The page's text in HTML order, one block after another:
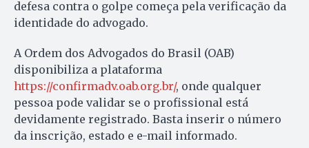
defesa contra o golpe começa pela verificação da
identidade do advogado.
A Ordem dos Advogados do Brasil (OAB)
disponibiliza a plataforma
https://confirmadv.oab.org.br/, onde qualquer
pessoa pode validar se o profissional está
devidamente registrado. Basta inserir o número
da inscrição, estado e e-mail informado.